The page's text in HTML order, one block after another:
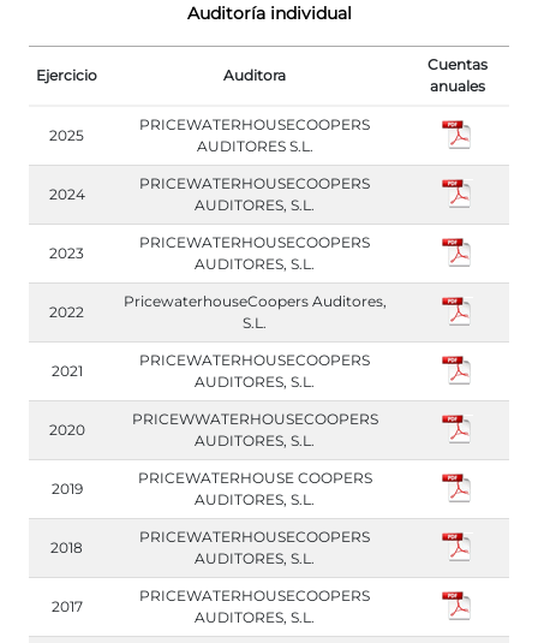
Auditoría individual
Ejercicio Auditora
Cuentas
anuales
2025
PRICEWATERHOUSECOOPERS
AUDITORES S.L.
2024
PRICEWATERHOUSECOOPERS
AUDITORES, S.L.
2023
PRICEWATERHOUSECOOPERS
AUDITORES, S.L.
2022
PricewaterhouseCoopers Auditores,
S.L.
2021
PRICEWATERHOUSECOOPERS
AUDITORES, S.L.
2020
PRICEWWATERHOUSECOOPERS
AUDITORES, S.L.
2019
PRICEWATERHOUSE COOPERS
AUDITORES, S.L.
2018
PRICEWATERHOUSECOOPERS
AUDITORES, S.L.
2017
PRICEWATERHOUSECOOPERS
AUDITORES, S.L.